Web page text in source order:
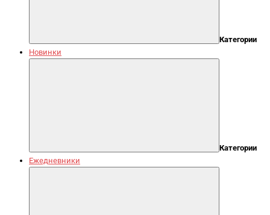
Категории
Новинки
Категории
Ежедневники